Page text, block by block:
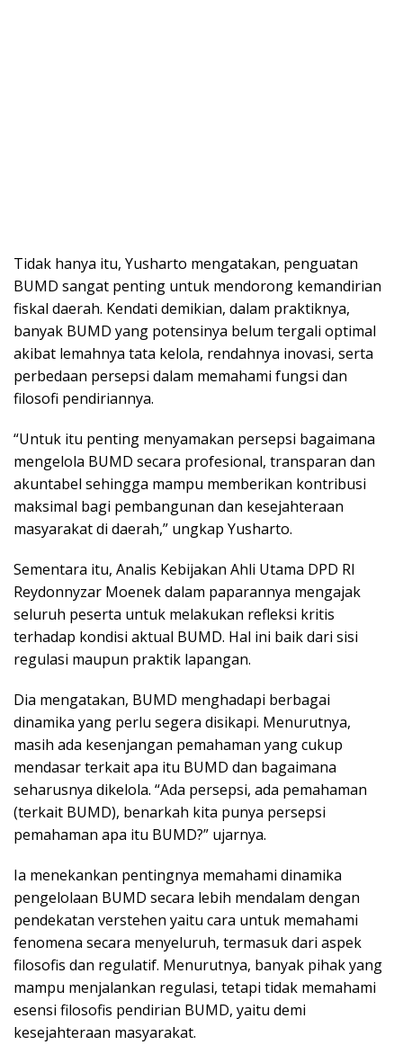
Tidak hanya itu, Yusharto mengatakan, penguatan
BUMD sangat penting untuk mendorong kemandirian
fiskal daerah. Kendati demikian, dalam praktiknya,
banyak BUMD yang potensinya belum tergali optimal
akibat lemahnya tata kelola, rendahnya inovasi, serta
perbedaan persepsi dalam memahami fungsi dan
filosofi pendiriannya.
“Untuk itu penting menyamakan persepsi bagaimana
mengelola BUMD secara profesional, transparan dan
akuntabel sehingga mampu memberikan kontribusi
maksimal bagi pembangunan dan kesejahteraan
masyarakat di daerah,” ungkap Yusharto.
Sementara itu, Analis Kebijakan Ahli Utama DPD RI
Reydonnyzar Moenek dalam paparannya mengajak
seluruh peserta untuk melakukan refleksi kritis
terhadap kondisi aktual BUMD. Hal ini baik dari sisi
regulasi maupun praktik lapangan.
Dia mengatakan, BUMD menghadapi berbagai
dinamika yang perlu segera disikapi. Menurutnya,
masih ada kesenjangan pemahaman yang cukup
mendasar terkait apa itu BUMD dan bagaimana
seharusnya dikelola. “Ada persepsi, ada pemahaman
(terkait BUMD), benarkah kita punya persepsi
pemahaman apa itu BUMD?” ujarnya.
Ia menekankan pentingnya memahami dinamika
pengelolaan BUMD secara lebih mendalam dengan
pendekatan verstehen yaitu cara untuk memahami
fenomena secara menyeluruh, termasuk dari aspek
filosofis dan regulatif. Menurutnya, banyak pihak yang
mampu menjalankan regulasi, tetapi tidak memahami
esensi filosofis pendirian BUMD, yaitu demi
kesejahteraan masyarakat.